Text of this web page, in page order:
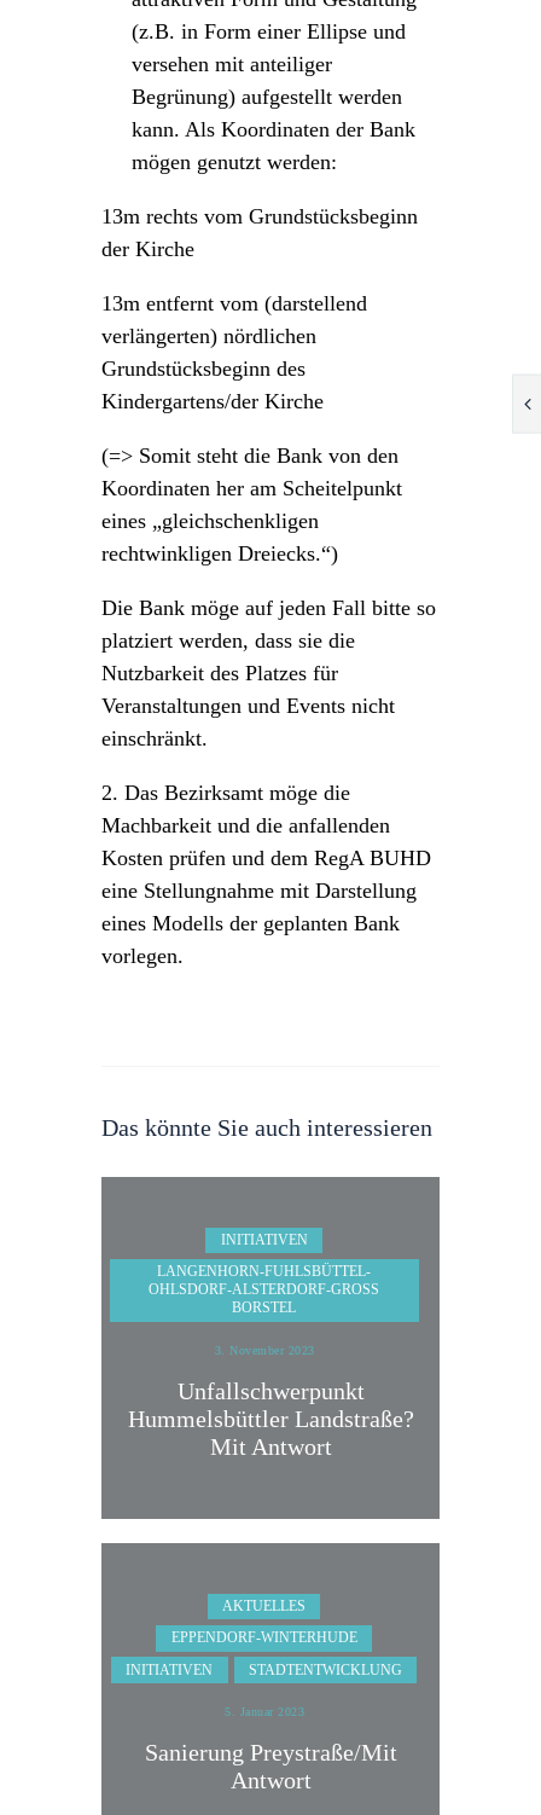
(z.B. in Form einer Ellipse und
versehen mit anteiliger
Begrünung) aufgestellt werden
kann. Als Koordinaten der Bank
mögen genutzt werden:
13m rechts vom Grundstücksbeginn
der Kirche
13m entfernt vom (darstellend
verlängerten) nördlichen
Grundstücksbeginn des
Kindergartens/der Kirche
(=> Somit steht die Bank von den
Koordinaten her am Scheitelpunkt
eines „gleichschenkligen
rechtwinkligen Dreiecks.“)
Die Bank möge auf jeden Fall bitte so
platziert werden, dass sie die
Nutzbarkeit des Platzes für
Veranstaltungen und Events nicht
einschränkt.
2. Das Bezirksamt möge die
Machbarkeit und die anfallenden
Kosten prüfen und dem RegA BUHD
eine Stellungnahme mit Darstellung
eines Modells der geplanten Bank
vorlegen.
Das könnte Sie auch interessieren
INITIATIVEN
LANGENHORN-FUHLSBÜTTEL-
OHLSDORF-ALSTERDORF-GROSS B
ORSTEL
3. November 2023
Unfallschwerpunkt
Hummelsbüttler Landstraße?
Mit Antwort
AKTUELLES
EPPENDORF-WINTERHUDE
INITIATIVEN
STADTENTWICKLUNG
5. Januar 2023
Sanierung Preystraße/Mit
Antwort